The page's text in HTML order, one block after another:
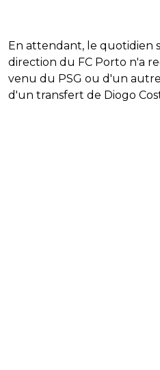
En attendant, le quotidien
direction du FC Porto n'a
venu du PSG ou d'un
d'un transfert de Diogo